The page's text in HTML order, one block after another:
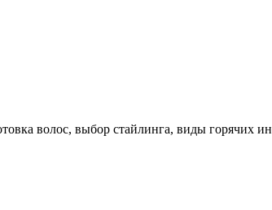
волос, выбор стайлинга, виды горячих